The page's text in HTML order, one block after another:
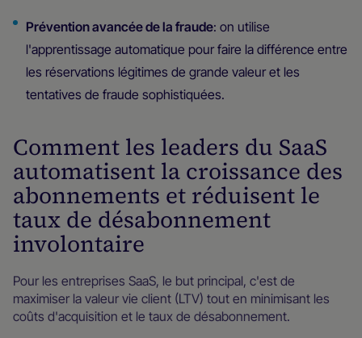
Prévention avancée de la fraude: on utilise
l'apprentissage automatique pour faire la différence entre
les réservations légitimes de grande valeur et les
tentatives de fraude sophistiquées.
Comment les leaders du SaaS
automatisent la croissance des
abonnements et réduisent le
taux de désabonnement
involontaire
Pour les entreprises SaaS, le but principal, c'est de
maximiser la valeur vie client (LTV) tout en minimisant les
coûts d'acquisition et le taux de désabonnement.